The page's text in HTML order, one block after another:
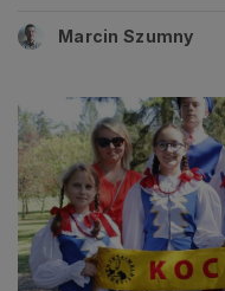
Marcin Szumny